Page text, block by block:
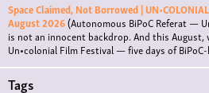
Space Claimed, Not Borrowed |
August 2026(Autonomous BiPoC Referat —
is not an innocent backdrop. And this August,
Un•colonial Film Festival — five days of
Tags